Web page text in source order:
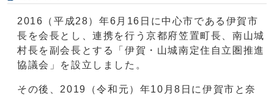
2016（平成28）年6月16日に中心市である伊賀市
長を会長とし、連携を行う京都府笠置町長、南山城
村長を副会長とする「伊賀・山城南定住自立圏推進
協議会」を設立しました。
その後、2019（令和元）年10月8日に伊賀市と奈